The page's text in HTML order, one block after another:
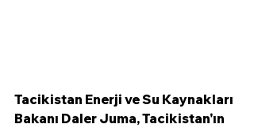
Tacikistan Enerji ve Su Kaynakları
Bakanı Daler Juma, Tacikistan'ın